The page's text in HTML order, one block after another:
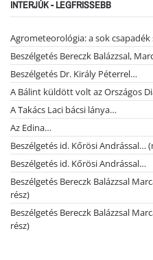
INTERJÚK - LEGFRISSEBB
Agrometeorológia: a sok
Beszélgetés Bereczk Balázzsal,
Beszélgetés Dr. Király Péterrel…
A Bálint küldött volt az Országos
A Takács Laci bácsi lánya…
Az Edina…
Beszélgetés id. Kőrösi Andrással…
Beszélgetés id. Kőrösi Andrással…
Beszélgetés Bereczk Balázzsal
rész)
Beszélgetés Bereczk Balázzsal
rész)